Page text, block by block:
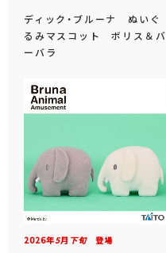
ディック・ブルーナ ぬいぐ
るみマスコット ボリス＆バ
ーバラ
2026年5月 下旬登場